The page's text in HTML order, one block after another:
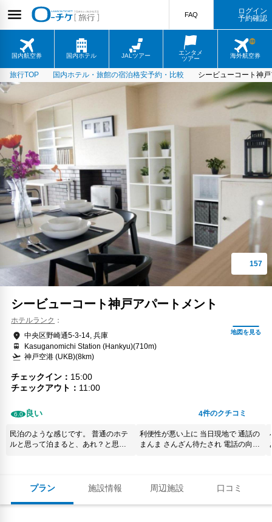
国内航空券 国内ホテル JALツアー
エンタメ
ツアー
海外航空券
FAQ
ログイン
予約確認
旅行TOP 国内ホテル・旅館の宿泊格安予約・比較 シービューコート神
プラン 施設情報 周辺施設 口コミ
シービューコート神戸アパートメント
ホテルランク
中央区野崎通5-3-14, 兵庫
Kasuganomichi Station (Hankyu)(710m)
神戸空港 (UKB)(8km)
チェックイン
15:00
チェックアウト
11:00
6.0 良い 4件のクチコミ
民泊のような感じです。 普通のホテ
ルと思って泊まると、あれ？と思い
利便性が悪い上に 当日現地で 通話の
まんま さんざん待たされ 電話の向こ
悪くてキャンセルさせて貰えまし
のでメンツ潰され恥をかきました。